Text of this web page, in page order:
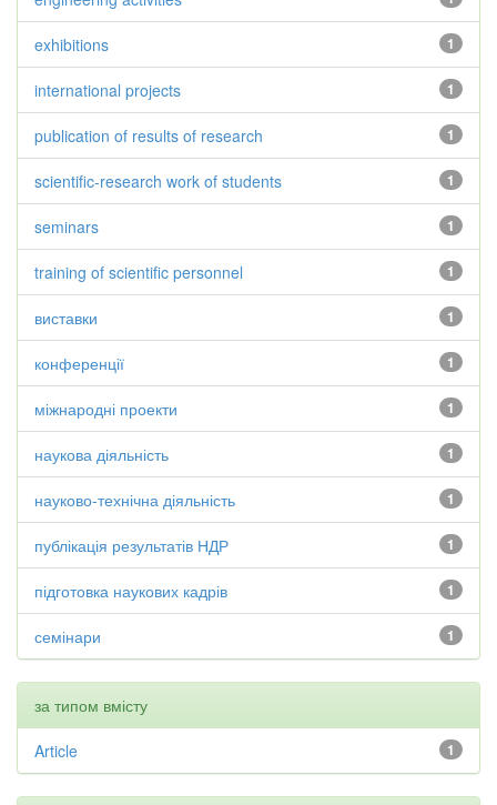
1
exhibitions
1
international projects
1
publication of results of research
1
scientific-research work of students
1
seminars
1
training of scientific personnel
1
виставки
1
конференції
1
міжнародні проекти
1
наукова діяльність
1
науково-технічна діяльність
1
публікація результатів НДР
1
підготовка наукових кадрів
1
семінари
за типом вмісту
1
Article